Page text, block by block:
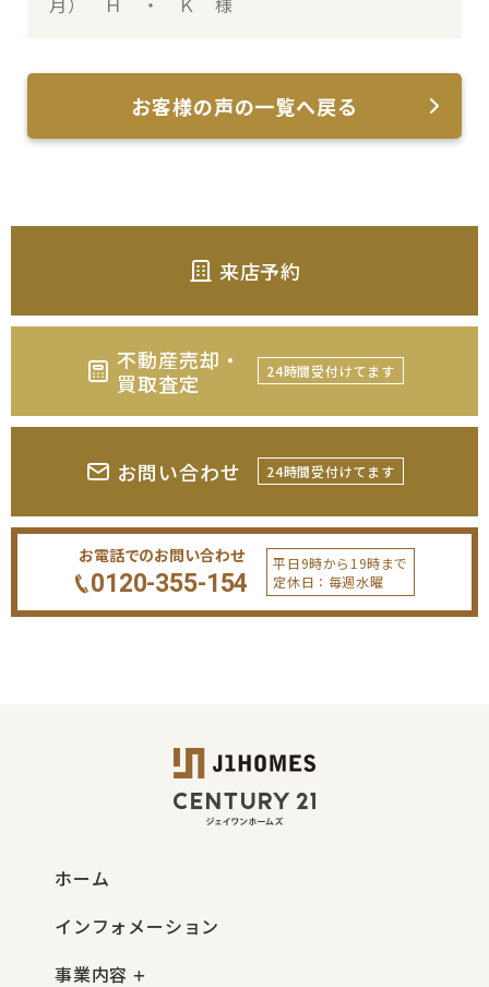
お客様の声の一覧へ戻る
来店予約
不動産売却・
買取査定
24時間受付けてます
お問い合わせ 24時間受付けてます
お電話でのお問い合わせ
0120-355-154
平日9時から19時まで
定休日：毎週水曜
ホーム
インフォメーション
事業内容